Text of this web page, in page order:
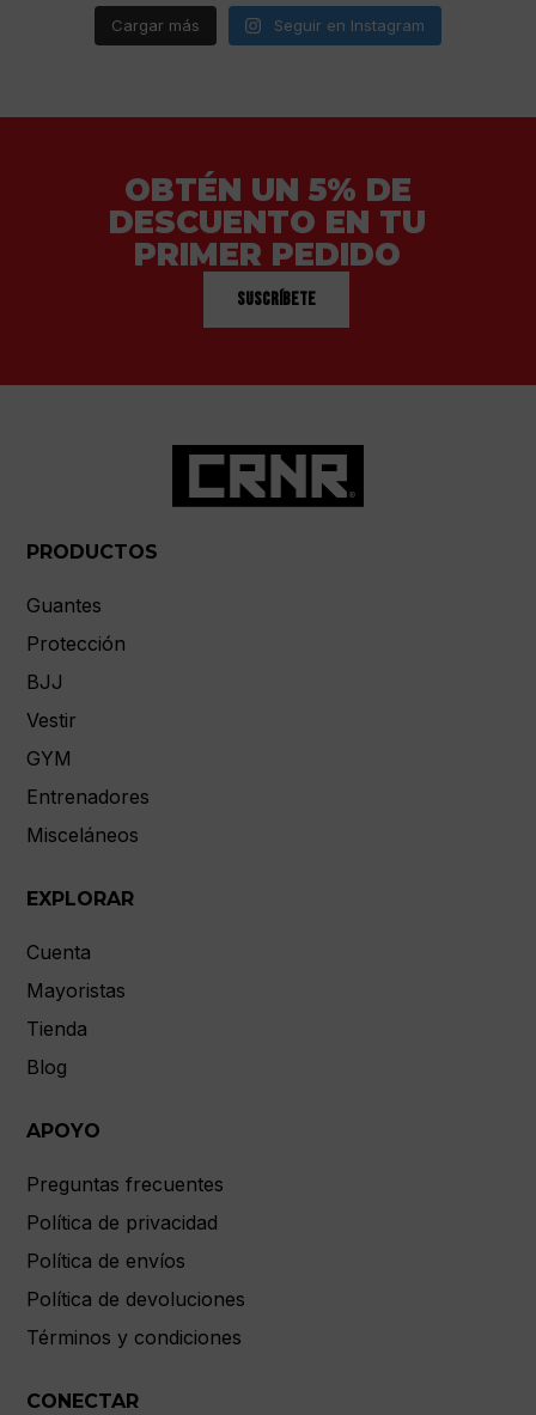
Cargar más Seguir en Instagram
OBTÉN UN 5% DE
DESCUENTO EN TU
PRIMER PEDIDO
Suscríbete
PRODUCTOS
Guantes
Protección
BJJ
Vestir
GYM
Entrenadores
Misceláneos
EXPLORAR
Cuenta
Mayoristas
Tienda
Blog
APOYO
Preguntas frecuentes
Política de privacidad
Política de envíos
Política de devoluciones
Términos y condiciones
CONECTAR